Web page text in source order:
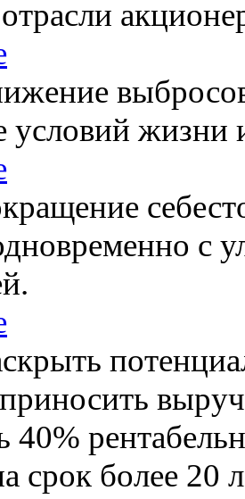
жизни
с
40%
срок более 20